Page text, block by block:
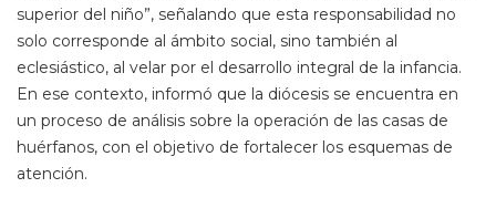
superior del niño”, señalando que esta responsabilidad no
solo corresponde al ámbito social, sino también al
eclesiástico, al velar por el desarrollo integral de la infancia.
En ese contexto, informó que la diócesis se encuentra en
un proceso de análisis sobre la operación de las casas de
huérfanos, con el objetivo de fortalecer los esquemas de
atención.